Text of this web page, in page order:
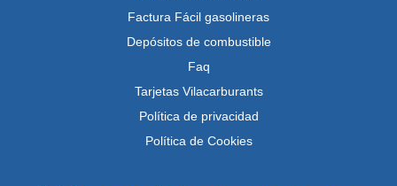
Factura Fácil gasolineras
Depósitos de combustible
Faq
Tarjetas Vilacarburants
Política de privacidad
Política de Cookies